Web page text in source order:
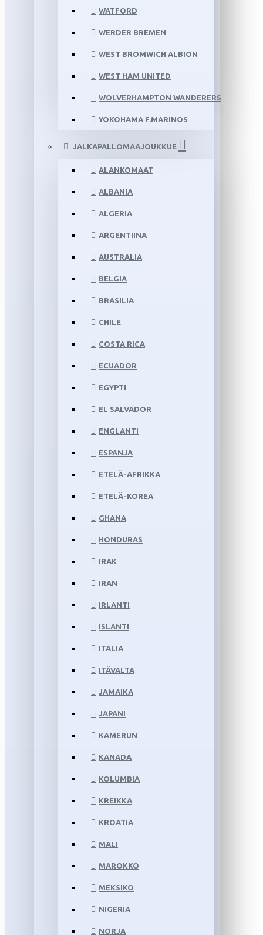
WATFORD
WERDER BREMEN
WEST BROMWICH ALBION
WEST HAM UNITED
WOLVERHAMPTON WANDERERS
YOKOHAMA F.MARINOS
JALKAPALLOMAAJOUKKUE
ALANKOMAAT
ALBANIA
ALGERIA
ARGENTIINA
AUSTRALIA
BELGIA
BRASILIA
CHILE
COSTA RICA
ECUADOR
EGYPTI
EL SALVADOR
ENGLANTI
ESPANJA
ETELÄ-AFRIKKA
ETELÄ-KOREA
GHANA
HONDURAS
IRAK
IRAN
IRLANTI
ISLANTI
ITALIA
ITÄVALTA
JAMAIKA
JAPANI
KAMERUN
KANADA
KOLUMBIA
KREIKKA
KROATIA
MALI
MAROKKO
MEKSIKO
NIGERIA
NORJA